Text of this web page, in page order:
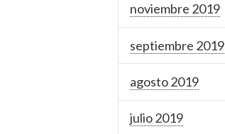
noviembre 2019
septiembre 2019
agosto 2019
julio 2019